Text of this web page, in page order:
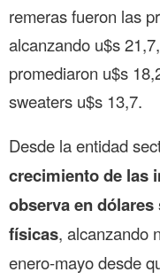
remeras fueron las
alcanzando u$s
promediaron u$s
sweaters u$s 13,7.
Desde la entidad
crecimiento de las
observa en
físicas, alcanzando
enero-mayo desde